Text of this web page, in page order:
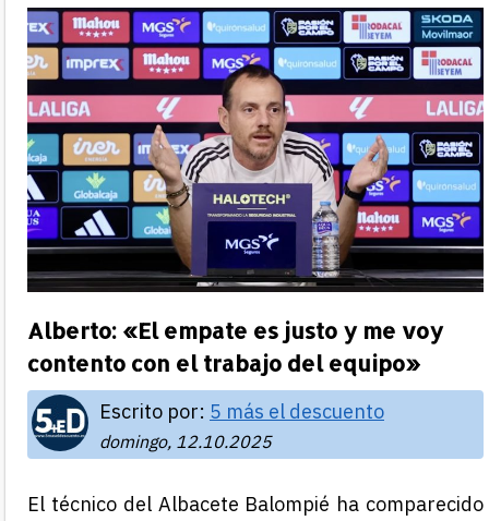
Alberto: «El empate es justo y me voy
contento con el trabajo del equipo»
Escrito por: 5 más el descuento
domingo, 12.10.2025
El técnico del Albacete Balompié ha comparecido